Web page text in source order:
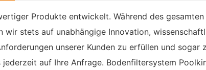
Produkte entwickelt. Während des
stets auf unabhängige Innovation,
unserer Kunden zu erfüllen und sogar
auf Ihre Anfrage. Bodenfiltersystem